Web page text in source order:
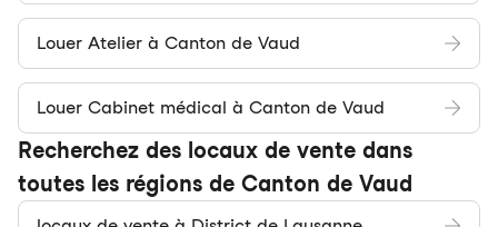
Louer Atelier à Canton de Vaud
Louer Cabinet médical à Canton de Vaud
Recherchez des locaux de vente dans
toutes les régions de Canton de Vaud